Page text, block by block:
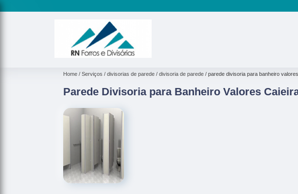
Home Serviços divisorias de parede divisoria de parede parede divisoria para banheiro
Parede Divisoria para Banheiro Valores